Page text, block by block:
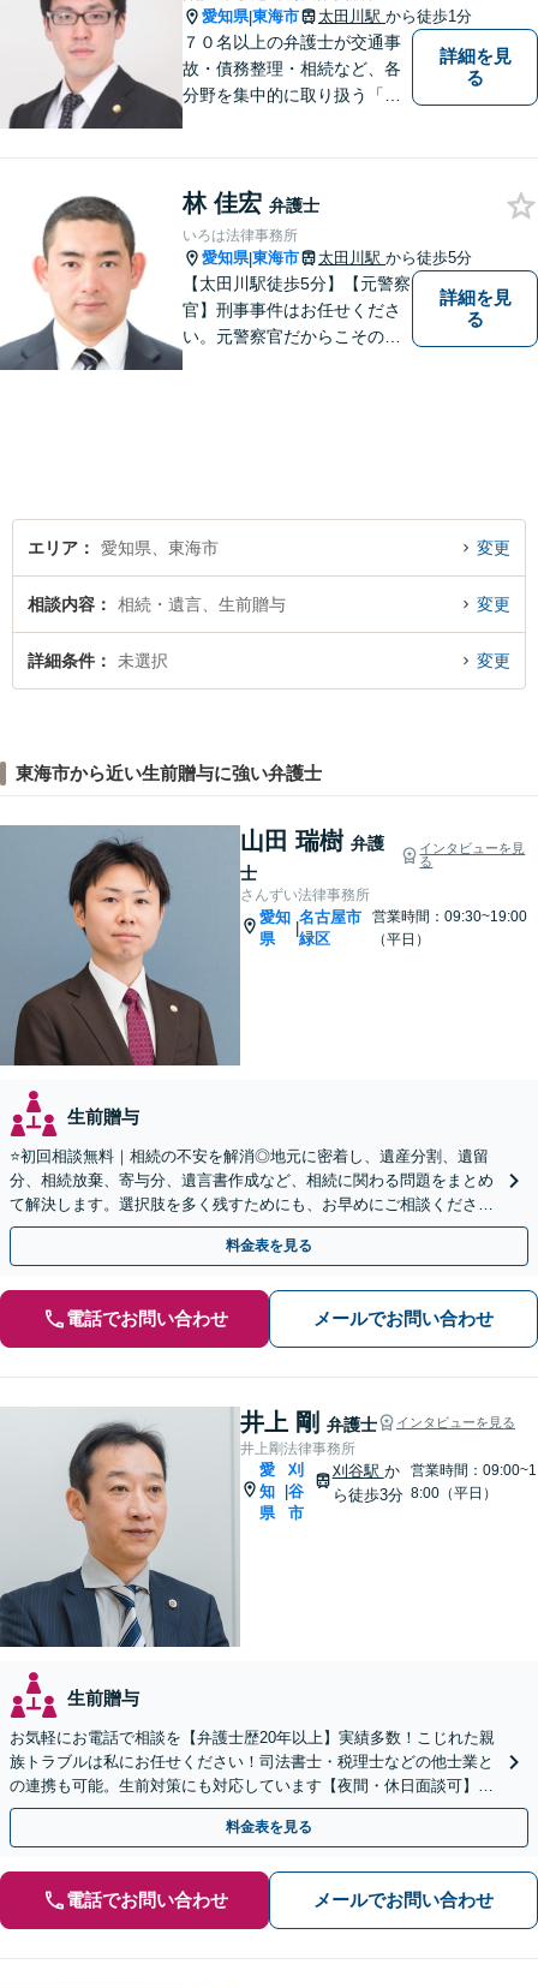
愛知県|東海市 太田川駅 から徒歩1分
７０名以上の弁護士が交通事
故・債務整理・相続など、各
分野を集中的に取り扱う「分
できるよう努めております。
詳細を見
る
林 佳宏 弁護士
いろは法律事務所
愛知県|東海市 太田川駅 から徒歩5分
【太田川駅徒歩5分】【元警察
官】刑事事件はお任せくださ
い。元警察官だからこその視
詳細を見
る
エリア 愛知県、東海市 変更
相談内容 相続・遺言、生前贈与 変更
詳細条件 未選択 変更
東海市から近い生前贈与に強い弁護士
山田 瑞樹 弁護
士
インタビューを見
る
さんずい法律事務所
愛知
県
名古屋市
緑区
営業時間：09:30~19:00
（平日）
生前贈与
⭐️初回相談無料｜相続の不安を解消◎地元に密着し、遺産分割、遺留
分、相続放棄、寄与分、遺言書作成など、相続に関わる問題をまとめ
て解決します。選択肢を多く残すためにも、お早めにご相談ください
【休日・夜間面談OK】【駐車場あり】
料金表を見る
電話でお問い合わせ メールでお問い合わせ
井上 剛 弁護士 インタビューを見る
井上剛法律事務所
愛
知
県
刈
谷
市
刈谷駅 か
ら徒歩3分
営業時間：09:00~1
8:00（平日）
生前贈与
お気軽にお電話で相談を【弁護士歴20年以上】実績多数！こじれた親
族トラブルは私にお任せください！司法書士・税理士などの他士業と
の連携も可能。生前対策にも対応しています【夜間・休日面談可】
【完全個室・秘密厳守】
料金表を見る
電話でお問い合わせ メールでお問い合わせ